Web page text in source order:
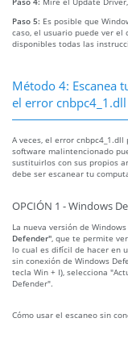
Paso 5: Es posible que
caso, el usuario puede ver
disponibles todas las
Método 4: Escanea
el error cnbpc4_1.dll
A veces, el error
software malintencionado
sustituirlos con sus propios
debe ser escanear tu
OPCIÓN 1 - Windows
La nueva versión de
Defender" , que te permite
lo cual es difícil de hacer en
sin conexión de Windows
tecla Win + I), selecciona
Defender".
Cómo usar el escaneo sin